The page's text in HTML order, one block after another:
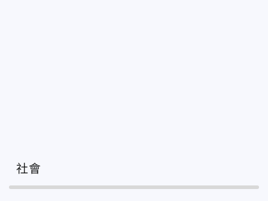
社會